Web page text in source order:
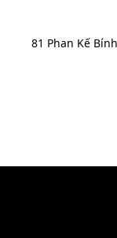
81 Phan Kế